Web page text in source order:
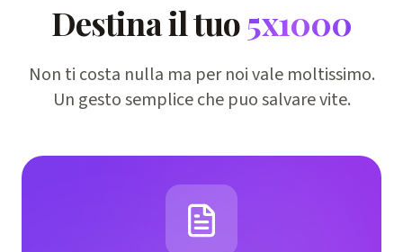
Destina il tuo5x1000
Non ti costa nulla ma per noi vale moltissimo.
Un gesto semplice che puo salvare vite.